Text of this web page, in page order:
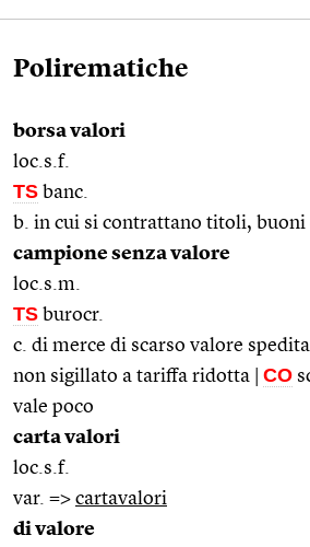
Polirematiche
borsa valori
loc.s.f.
TS banc.
b. in cui si contrattano titoli, buoni
campione senza valore
loc.s.m.
TS burocr.
c. di merce di scarso valore
non sigillato a tariffa ridotta | CO
vale poco
carta valori
loc.s.f.
var. => cartavalori
di valore